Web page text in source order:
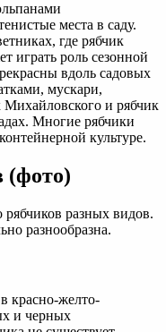
места в саду.
где рябчик
играть роль сезонной
вдоль садовых
мускари,
и рябчик
Многие рябчики
культуре.
(фото)
разных видов.
разнообразна.
красно-желто-
и черных